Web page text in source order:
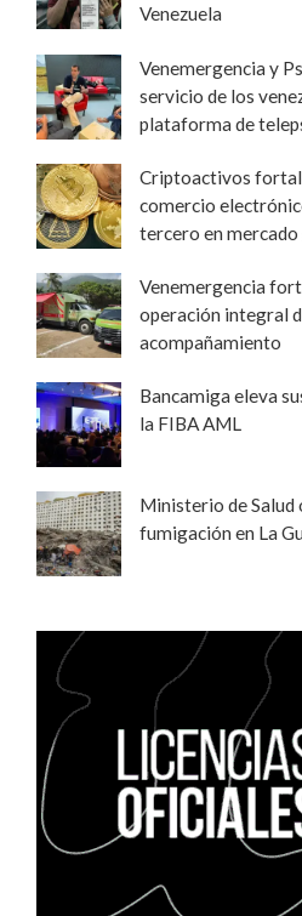
Venezuela
Venemergencia y
servicio de los
plataforma de
Criptoactivos
comercio
tercero en
Venemergencia
operación integral
acompañamiento
Bancamiga eleva
la FIBA AML
Ministerio de Salud
fumigación en La